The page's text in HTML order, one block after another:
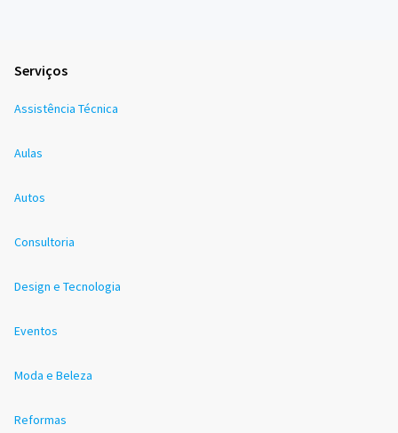
Serviços
Assistência Técnica
Aulas
Autos
Consultoria
Design e Tecnologia
Eventos
Moda e Beleza
Reformas